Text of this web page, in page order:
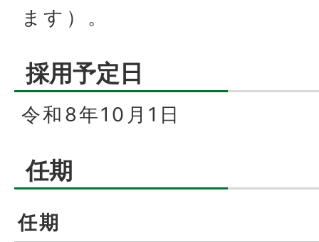
ます）。
採用予定日
令和8年10月1日
任期
任期